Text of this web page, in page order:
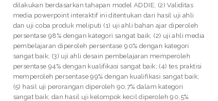
dilakukan berdasarkan tahapan model ADDIE; (2) Validitas
media powerpoint interaktif ini ditentukan dari hasil uji ahli
dan uji coba produk meliputi (1) uji ahli bahan ajar diperoleh
persentase 98% dengan kategori sangat baik; (2) uji ahli media
pembelajaran diperoleh persentase 90% dengan kategori
sangat baik; (3) uji ahli desain pembelajaran memperoleh
persentase 94% dengan kualifikasi sangat baik; (4) tes praktisi
memperoleh persentase 99% dengan kualifikasi sangat baik;
(5) hasil uji perorangan diperoleh 90,7% dalam kategori
sangat baik; dan hasil uji kelompok kecil diperoleh 90,5%